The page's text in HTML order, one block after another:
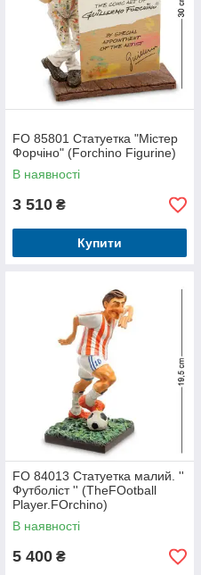
FO 85801 Статуетка "Містер
Форчіно" (Forchino Figurine)
В наявності
3 510 ₴
Купити
FO 84013 Статуетка малий. ''
Футболіст '' (TheFOotball
Player.FOrchino)
В наявності
5 400 ₴